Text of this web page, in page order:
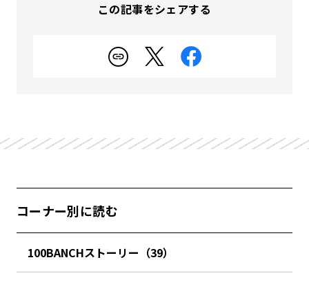
この記事をシェアする
コーナー別に読む
100BANCHストーリー（39）